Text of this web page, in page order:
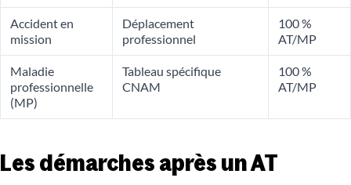
Accident en
mission
Déplacement
professionnel
100 %
AT/MP
Maladie
professionnelle
(MP)
Tableau spécifique
CNAM
100 %
AT/MP
Les démarches après un AT